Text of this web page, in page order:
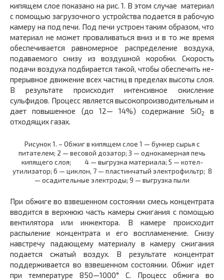
кипящем слое показано на рис. 1. В этом случае материал
с помощью загру­зочного устройства подается в рабочую
камеру на под печи. Под печи устроен таким образом, что
материал не может провали­ваться вниз и в то же время
обеспечивается равномерное распре­деление воздуха,
подаваемого снизу из воздушной коробки. Ско­рость
подачи воздуха подбирается такой, чтобы обеспечить не­
прерывное движение всех частиц в пределах высоты слоя.
В ре­зультате происходит интенсивное окисление
сульфидов. Процесс является высокопроизводительным и
дает повышенное (до 12— 14%) содержание SiO2
в
отходящих газах.
Рисунок 1. – Обжиг в кипящем слое 1 — бункер сырья с
питателем; 2 — весовой дозатор; 3 — однокамерная печь
кипящего слоя; 4 — выгрузка материала; 5 — котел-
утилизатор; 6 — циклон, 7 — пластинчатый электрофильтр; 8
— осадительные электроды; 9 — выгрузка пыли
При обжиге во взвешенном состоянии смесь концентрата
вво­дится в верхнюю часть камеры сжигания с помощью
вентилятора или инжектора. В камере происходит
распыление концентрата и его воспламенение. Снизу
навстречу падающему материалу в ка­меру сжигания
подается сжатый воздух. В результате концентрат
поддерживается во взвешенном состоянии. Обжиг идет
при темпе­ратуре 850—1000° С. Процесс обжига во